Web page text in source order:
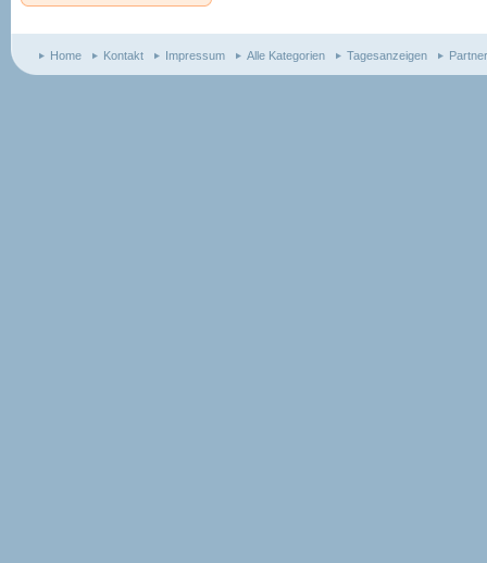
Home Kontakt Impressum Alle Kategorien Tagesanzeigen Partner